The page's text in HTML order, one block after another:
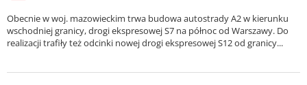
Obecnie w woj. mazowieckim trwa budowa autostrady A2 w kierunku
wschodniej granicy, drogi ekspresowej S7 na północ od Warszawy. Do
realizacji trafiły też odcinki nowej drogi ekspresowej S12 od granicy...